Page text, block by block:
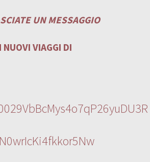
UN MESSAGGIO
NUOVI VIAGGI DI